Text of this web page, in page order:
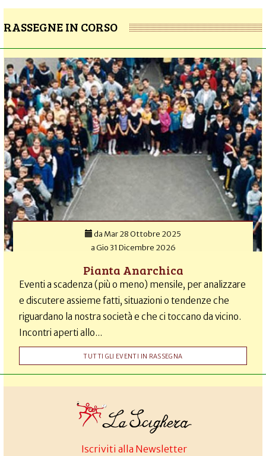
RASSEGNE IN CORSO
da Mar 28 Ottobre 2025
aGio 31 Dicembre 2026
Pianta Anarchica
Eventi a scadenza (più o meno) mensile, per analizzare
e discutere assieme fatti, situazioni o tendenze che
riguardano la nostra società e che ci toccano da vicino.
Incontri aperti allo...
TUTTI GLI EVENTI IN RASSEGNA
Iscriviti alla Newsletter